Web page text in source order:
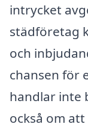
intrycket
städföretag
och
chansen för
handlar inte
också om